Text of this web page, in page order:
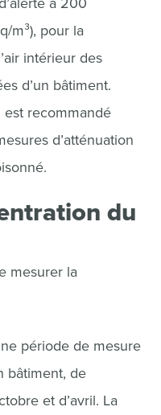
m³), pour la
intérieur des
d’un bâtiment.
est recommandé
d’atténuation
du
mesurer la
période de mesure
bâtiment, de
et d’avril. La